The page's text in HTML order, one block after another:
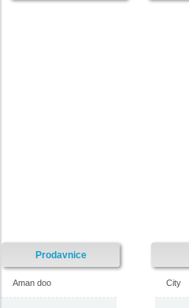
Prodavnice
Aman doo City